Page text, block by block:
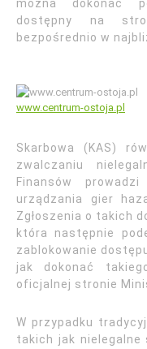
można dokonać
dostępny na
bezpośrednio w
www.centrum-ostoja.pl
Skarbowa (KAS)
zwalczaniu
Finansów
urządzania gier
Zgłoszenia o takich
która następnie
zablokowanie
jak dokonać
oficjalnej stronie
W przypadku
takich jak nielegalne